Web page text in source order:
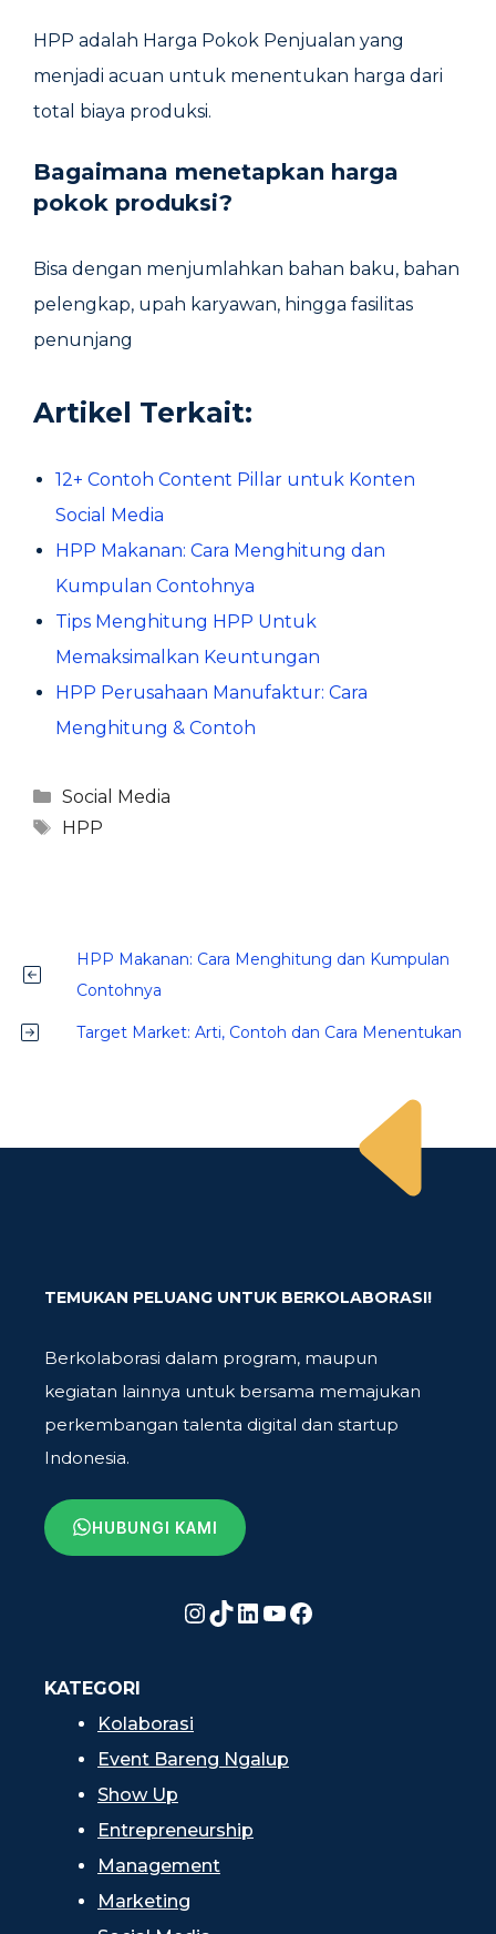
HPP adalah Harga Pokok Penjualan yang
menjadi acuan untuk menentukan harga dari
total biaya produksi.
Bagaimana menetapkan harga
pokok produksi?
Bisa dengan menjumlahkan bahan baku, bahan
pelengkap, upah karyawan, hingga fasilitas
penunjang
Artikel Terkait:
12+ Contoh Content Pillar untuk Konten
Social Media
HPP Makanan: Cara Menghitung dan
Kumpulan Contohnya
Tips Menghitung HPP Untuk
Memaksimalkan Keuntungan
HPP Perusahaan Manufaktur: Cara
Menghitung & Contoh
Kategori
Social Media
Tag
HPP
HPP Makanan: Cara Menghitung dan Kumpulan
Contohnya
Target Market: Arti, Contoh dan Cara Menentukan
TEMUKAN PELUANG UNTUK BERKOLABORASI!
Berkolaborasi dalam program, maupun
kegiatan lainnya untuk bersama memajukan
perkembangan talenta digital dan startup
Indonesia.
HUBUNGI KAMI
Instagram
TikTok
LinkedIn
YouTube
Facebook
KATEGORI
Kolaborasi
Event Bareng Ngalup
Show Up
Entrepreneurship
Management
Marketing